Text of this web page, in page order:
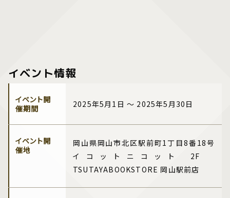
イベント情報
イベント開
催期間
2025年5月1日 ～ 2025年5月30日
イベント開
催地
岡山県岡山市北区駅前町1丁目8番18号
イコットニコット 2F
TSUTAYABOOKSTORE 岡山駅前店